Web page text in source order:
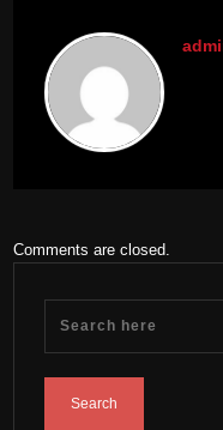
Comments are closed.